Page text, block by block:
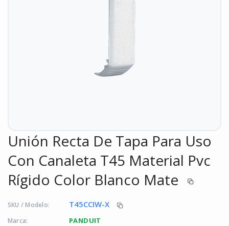
Unión Recta De Tapa Para Uso
Con Canaleta T45 Material Pvc
Rígido Color Blanco Mate
SKU / Modelo: T45CCIW-X
Marca: PANDUIT